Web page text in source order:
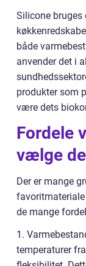
Silicone
både
anvender det i
produkter som
være dets
Fordele
vælge
Der er mange
de mange
1.
temperaturer